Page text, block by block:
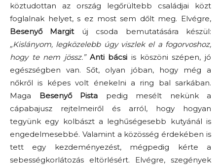
köztudottan az ország legőrültebb családjai közt
foglalnak helyet, s ez most sem dőlt meg. Elvégre,
Besenyő Margitúj csoda bemutatására készül:
„Kislányom, legközelebb úgy viszlek el a fogorvoshoz,
hogy te nem jössz.” Anti bácsi is köszöni szépen, jó
egészségben van. Sőt, olyan jóban, hogy még a
nőkről is képes volt énekelni a ring bal sarkában.
Maga Besenyő Pista pedig mesélt nekünk a
cápabajusz rejtelmeiről és arról, hogy hogyan
tegyünk egy kolbászt a leghűségesebb kutyánál is
engedelmesebbé. Valamint a közösség érdekében is
tett egy kezdeményezést, mégpedig kérte a
sebességkorlátozás eltörlésért. Elvégre, szegények